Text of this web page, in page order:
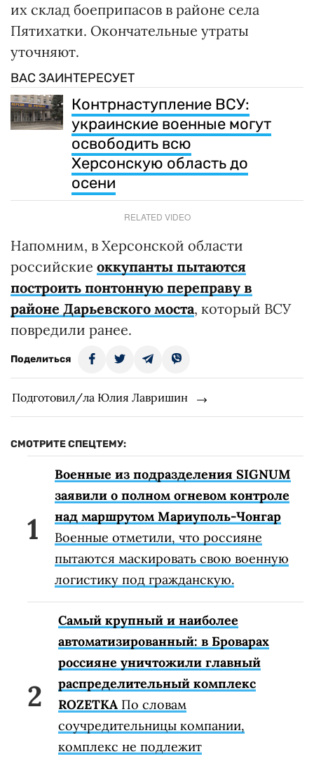
их склад боеприпасов в районе села
Пятихатки. Окончательные утраты
уточняют.
ВАС ЗАИНТЕРЕСУЕТ
Контрнаступление ВСУ:
украинские военные могут
освободить всю
Херсонскую область до
осени
RELATED VIDEO
Напомним, в Херсонской области
российские оккупанты пытаются
построить понтонную переправу в
районе Дарьевского моста, который ВСУ
повредили ранее.
Поделиться
Подготовил/ла Юлия Лавришин
СМОТРИТЕ СПЕЦТЕМУ:
Военные из подразделения SIGNUM
заявили о полном огневом контроле
над маршрутом Мариуполь-Чонгар
Военные отметили, что россияне
пытаются маскировать свою военную
логистику под гражданскую.
Самый крупный и наиболее
автоматизированный: в Броварах
россияне уничтожили главный
распределительный комплекс
ROZETKA По словам
соучредительницы компании,
комплекс не подлежит